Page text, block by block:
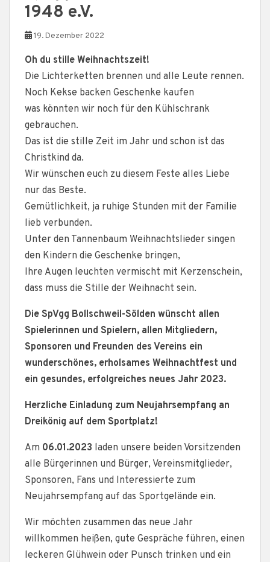
1948 e.V.
19. Dezember 2022
Oh du stille Weihnachtszeit!
Die Lichterketten brennen und alle Leute rennen.
Noch Kekse backen Geschenke kaufen
was könnten wir noch für den Kühlschrank
gebrauchen.
Das ist die stille Zeit im Jahr und schon ist das
Christkind da.
Wir wünschen euch zu diesem Feste alles Liebe
nur das Beste.
Gemütlichkeit, ja ruhige Stunden mit der Familie
lieb verbunden.
Unter den Tannenbaum Weihnachtslieder singen
den Kindern die Geschenke bringen,
Ihre Augen leuchten vermischt mit Kerzenschein,
dass muss die Stille der Weihnacht sein.
Die SpVgg Bollschweil-Sölden wünscht allen
Spielerinnen und Spielern, allen Mitgliedern,
Sponsoren und Freunden des Vereins ein
wunderschönes, erholsames Weihnachtfest und
ein gesundes, erfolgreiches neues Jahr 2023.
Herzliche Einladung zum Neujahrsempfang an
Dreikönig auf dem Sportplatz!
Am 06.01.2023 laden unsere beiden Vorsitzenden
alle Bürgerinnen und Bürger, Vereinsmitglieder,
Sponsoren, Fans und Interessierte zum
Neujahrsempfang auf das Sportgelände ein.
Wir möchten zusammen das neue Jahr
willkommen heißen, gute Gespräche führen, einen
leckeren Glühwein oder Punsch trinken und ein